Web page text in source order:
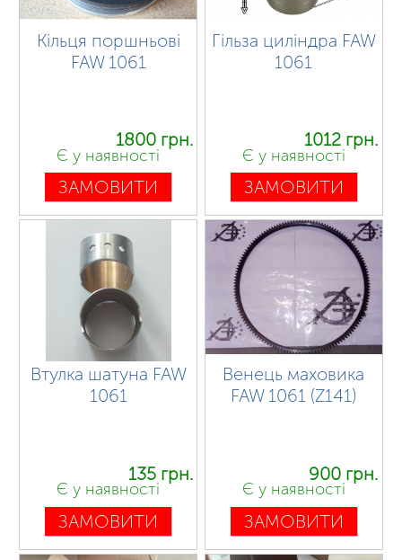
Кільця поршньові
FAW 1061
1800 грн.
Є у наявності
ЗАМОВИТИ
Гільза циліндра FAW
1061
1012 грн.
Є у наявності
ЗАМОВИТИ
Втулка шатуна FAW
1061
135 грн.
Є у наявності
ЗАМОВИТИ
Венець маховика
FAW 1061 (Z141)
900 грн.
Є у наявності
ЗАМОВИТИ